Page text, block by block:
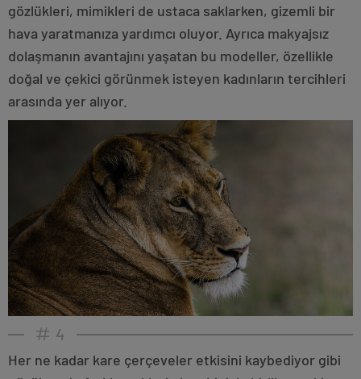
gözlükleri, mimikleri de ustaca saklarken, gizemli bir
hava yaratmanıza yardımcı oluyor. Ayrıca makyajsız
dolaşmanın avantajını yaşatan bu modeller, özellikle
doğal ve çekici görünmek isteyen kadınların tercihleri
arasında yer alıyor.
4
Her ne kadar kare çerçeveler etkisini kaybediyor gibi